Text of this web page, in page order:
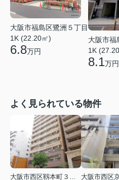
大阪市福島区鷺洲５丁目
1K (22.20㎡)
6.8万円
大阪市福
1K
8.1万円
よく見られている物件